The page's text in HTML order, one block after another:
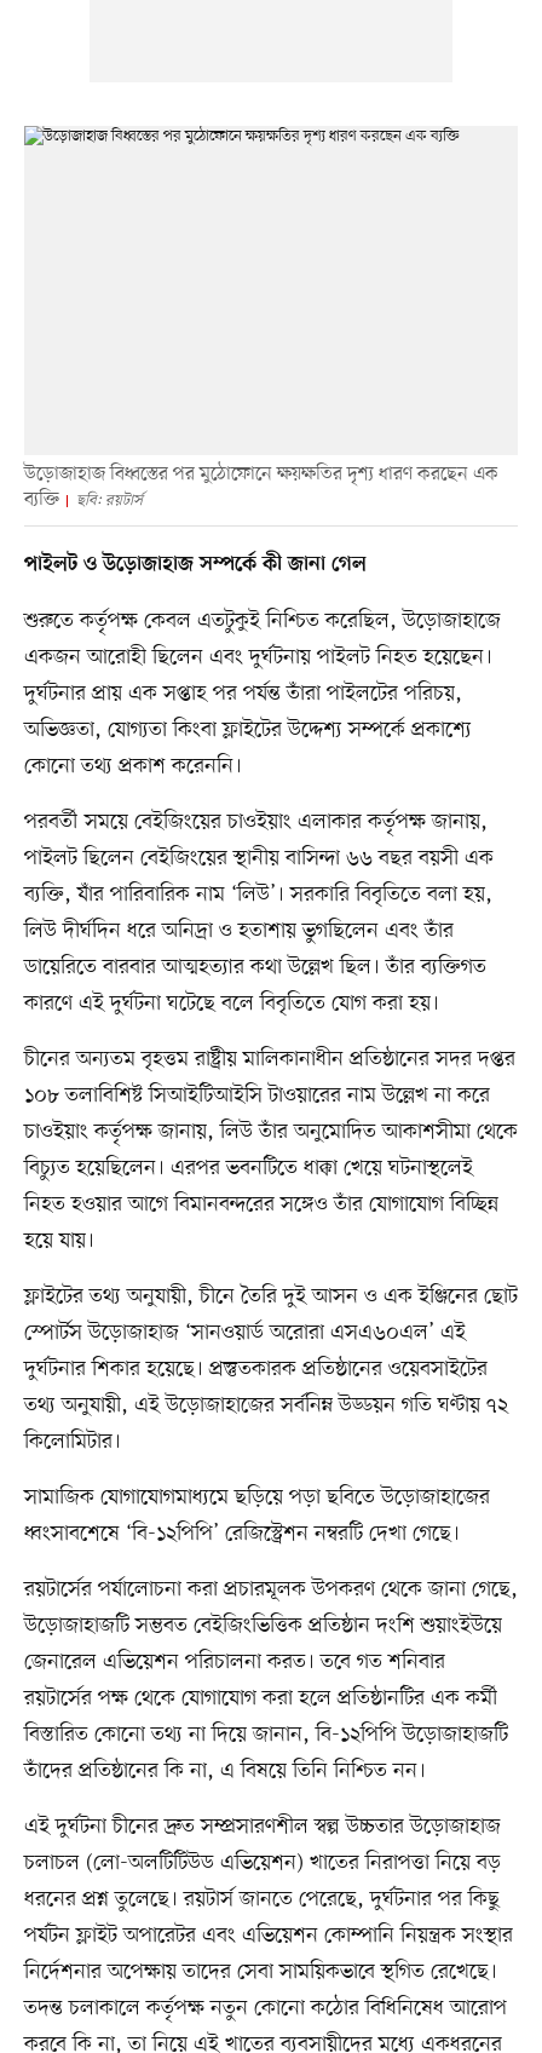
উড়োজাহাজ বিধ্বস্তের পর মুঠোফোনে ক্ষয়ক্ষতির দৃশ্য ধারণ করছেন এক
ব্যক্তি
ছবি: রয়টার্স
পাইলট ও উড়োজাহাজ সম্পর্কে কী জানা গেল
শুরুতে কর্তৃপক্ষ কেবল এতটুকুই নিশ্চিত করেছিল, উড়োজাহাজে
একজন আরোহী ছিলেন এবং দুর্ঘটনায় পাইলট নিহত হয়েছেন।
দুর্ঘটনার প্রায় এক সপ্তাহ পর পর্যন্ত তাঁরা পাইলটের পরিচয়,
অভিজ্ঞতা, যোগ্যতা কিংবা ফ্লাইটের উদ্দেশ্য সম্পর্কে প্রকাশ্যে
কোনো তথ্য প্রকাশ করেননি।
পরবর্তী সময়ে বেইজিংয়ের চাওইয়াং এলাকার কর্তৃপক্ষ জানায়,
পাইলট ছিলেন বেইজিংয়ের স্থানীয় বাসিন্দা ৬৬ বছর বয়সী এক
ব্যক্তি, যাঁর পারিবারিক নাম ‘লিউ’। সরকারি বিবৃতিতে বলা হয়,
লিউ দীর্ঘদিন ধরে অনিদ্রা ও হতাশায় ভুগছিলেন এবং তাঁর
ডায়েরিতে বারবার আত্মহত্যার কথা উল্লেখ ছিল। তাঁর ব্যক্তিগত
কারণে এই দুর্ঘটনা ঘটেছে বলে বিবৃতিতে যোগ করা হয়।
চীনের অন্যতম বৃহত্তম রাষ্ট্রীয় মালিকানাধীন প্রতিষ্ঠানের সদর দপ্তর
১০৮ তলাবিশিষ্ট সিআইটিআইসি টাওয়ারের নাম উল্লেখ না করে
চাওইয়াং কর্তৃপক্ষ জানায়, লিউ তাঁর অনুমোদিত আকাশসীমা থেকে
বিচ্যুত হয়েছিলেন। এরপর ভবনটিতে ধাক্কা খেয়ে ঘটনাস্থলেই
নিহত হওয়ার আগে বিমানবন্দরের সঙ্গেও তাঁর যোগাযোগ বিচ্ছিন্ন
হয়ে যায়।
ফ্লাইটের তথ্য অনুযায়ী, চীনে তৈরি দুই আসন ও এক ইঞ্জিনের ছোট
স্পোর্টস উড়োজাহাজ ‘সানওয়ার্ড অরোরা এসএ৬০এল’ এই
দুর্ঘটনার শিকার হয়েছে। প্রস্তুতকারক প্রতিষ্ঠানের ওয়েবসাইটের
তথ্য অনুযায়ী, এই উড়োজাহাজের সর্বনিম্ন উড্ডয়ন গতি ঘণ্টায় ৭২
কিলোমিটার।
সামাজিক যোগাযোগমাধ্যমে ছড়িয়ে পড়া ছবিতে উড়োজাহাজের
ধ্বংসাবশেষে ‘বি-১২পিপি’ রেজিস্ট্রেশন নম্বরটি দেখা গেছে।
রয়টার্সের পর্যালোচনা করা প্রচারমূলক উপকরণ থেকে জানা গেছে,
উড়োজাহাজটি সম্ভবত বেইজিংভিত্তিক প্রতিষ্ঠান দংশি শুয়াংইউয়ে
জেনারেল এভিয়েশন পরিচালনা করত। তবে গত শনিবার
রয়টার্সের পক্ষ থেকে যোগাযোগ করা হলে প্রতিষ্ঠানটির এক কর্মী
বিস্তারিত কোনো তথ্য না দিয়ে জানান, বি-১২পিপি উড়োজাহাজটি
তাঁদের প্রতিষ্ঠানের কি না, এ বিষয়ে তিনি নিশ্চিত নন।
এই দুর্ঘটনা চীনের দ্রুত সম্প্রসারণশীল স্বল্প উচ্চতার উড়োজাহাজ
চলাচল (লো-অলটিটিউড এভিয়েশন) খাতের নিরাপত্তা নিয়ে বড়
ধরনের প্রশ্ন তুলেছে। রয়টার্স জানতে পেরেছে, দুর্ঘটনার পর কিছু
পর্যটন ফ্লাইট অপারেটর এবং এভিয়েশন কোম্পানি নিয়ন্ত্রক সংস্থার
নির্দেশনার অপেক্ষায় তাদের সেবা সাময়িকভাবে স্থগিত রেখেছে।
তদন্ত চলাকালে কর্তৃপক্ষ নতুন কোনো কঠোর বিধিনিষেধ আরোপ
করবে কি না, তা নিয়ে এই খাতের ব্যবসায়ীদের মধ্যে একধরনের